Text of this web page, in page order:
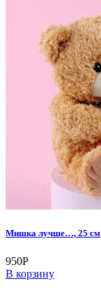
Мишка лучше…, 25 см
950Р
В корзину